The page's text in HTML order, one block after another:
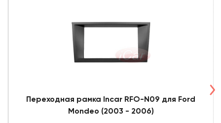
Переходная рамка Incar RFO-N09 для Ford
Mondeo (2003 - 2006)